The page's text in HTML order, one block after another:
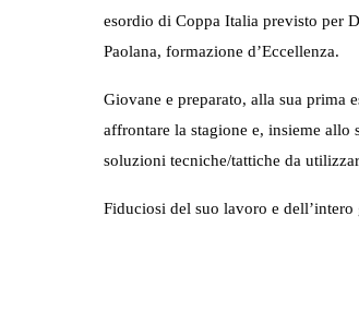
esordio di Coppa Italia previsto per
Paolana, formazione d’Eccellenza.
Giovane e preparato, alla sua prima
affrontare la stagione e, insieme
soluzioni tecniche/tattiche da
Fiduciosi del suo lavoro e